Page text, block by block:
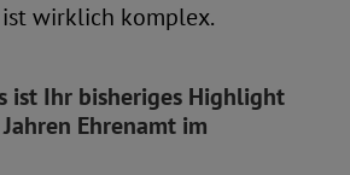
wirklich komplex.
ist Ihr bisheriges Highlight
Ehrenamt im